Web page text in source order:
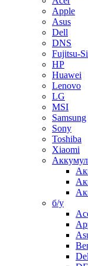
Apple
Asus
Dell
DNS
Fujitsu-
HP
Huawei
Lenovo
LG
MSI
Samsung
Sony
Toshiba
Xiaomi
б/у